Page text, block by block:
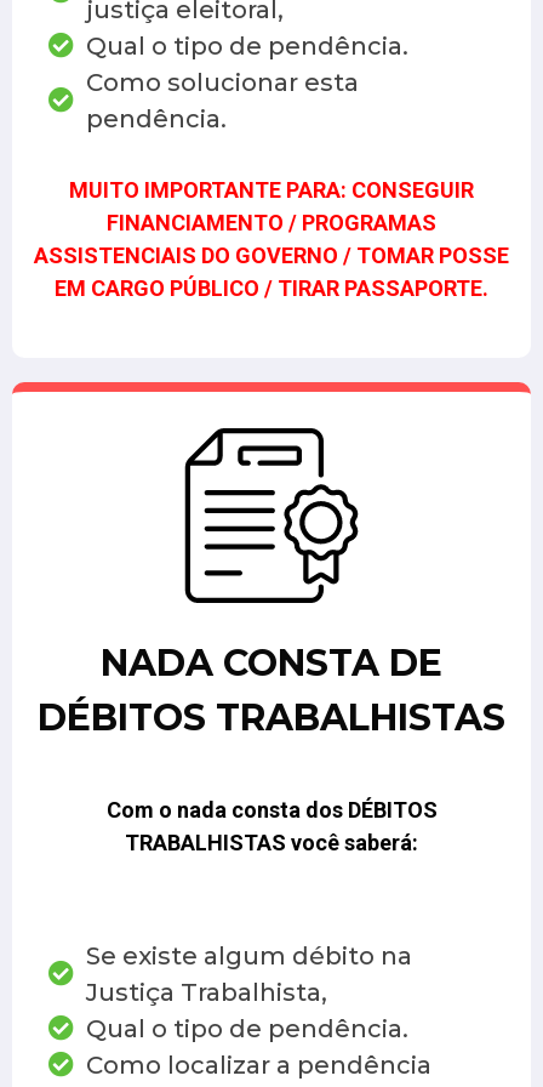
justiça eleitoral,
Qual o tipo de pendência.
Como solucionar esta
pendência.
MUITO IMPORTANTE PARA: CONSEGUIR
FINANCIAMENTO / PROGRAMAS
ASSISTENCIAIS DO GOVERNO / TOMAR POSSE
EM CARGO PÚBLICO / TIRAR PASSAPORTE.
NADA CONSTA DE
DÉBITOS TRABALHISTAS
Com o nada consta dos DÉBITOS
TRABALHISTAS você saberá:
Se existe algum débito na
Justiça Trabalhista,
Qual o tipo de pendência.
Como localizar a pendência